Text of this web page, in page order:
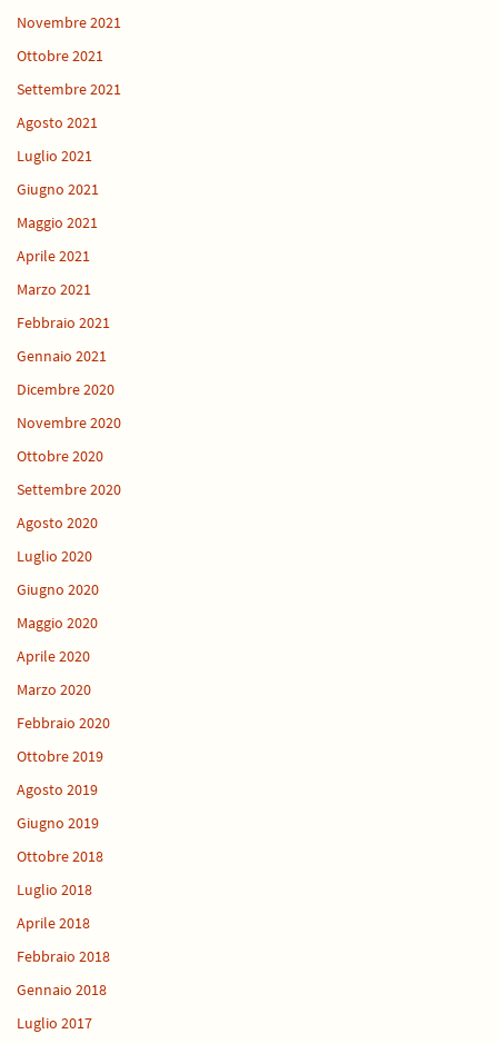
Novembre 2021
Ottobre 2021
Settembre 2021
Agosto 2021
Luglio 2021
Giugno 2021
Maggio 2021
Aprile 2021
Marzo 2021
Febbraio 2021
Gennaio 2021
Dicembre 2020
Novembre 2020
Ottobre 2020
Settembre 2020
Agosto 2020
Luglio 2020
Giugno 2020
Maggio 2020
Aprile 2020
Marzo 2020
Febbraio 2020
Ottobre 2019
Agosto 2019
Giugno 2019
Ottobre 2018
Luglio 2018
Aprile 2018
Febbraio 2018
Gennaio 2018
Luglio 2017